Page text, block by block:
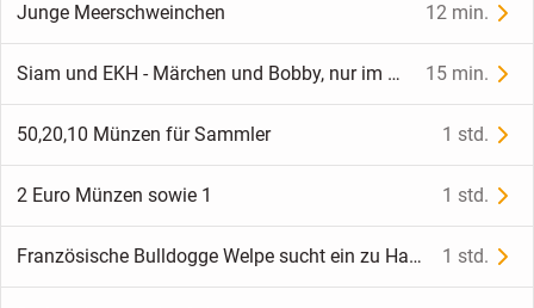
Junge Meerschweinchen 12 min.
Siam und EKH - Märchen und Bobby, nur im Doppelpack 15 min.
50,20,10 Münzen für Sammler 1 std.
2 Euro Münzen sowie 1 1 std.
Französische Bulldogge Welpe sucht ein zu Hause 1 std.